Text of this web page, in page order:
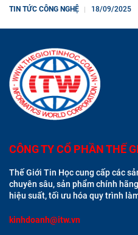
TIN TỨC CÔNG NGHỆ 18/09/2025
CÔNG TY CỔ PHẦN THẾ
Thế Giới Tin Học cung cấp các
chuyên sâu, sản phẩm chính
hiệu suất, tối ưu hóa quy trình
kinhdoanh@itw.vn